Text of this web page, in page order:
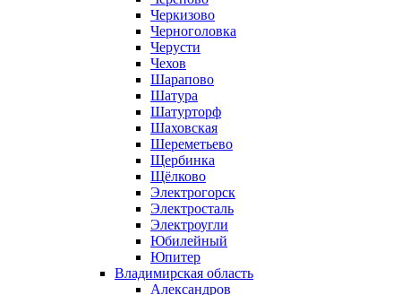
Черкизово
Черноголовка
Черусти
Чехов
Шарапово
Шатура
Шатурторф
Шаховская
Шереметьево
Щербинка
Щёлково
Электрогорск
Электросталь
Электроугли
Юбилейный
Юпитер
Владимирская область
Александров